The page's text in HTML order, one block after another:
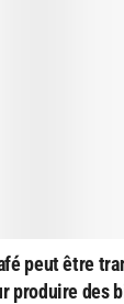
peut être
produire des